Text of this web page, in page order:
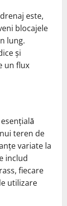
este,
blocajele
lung.
și
un flux
teren de
variate la
includ
fiecare
utilizare